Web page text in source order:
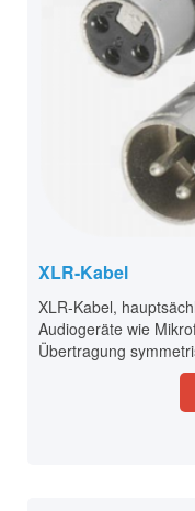
XLR-Kabel
XLR-Kabel,
Audiogeräte wie
Übertragung